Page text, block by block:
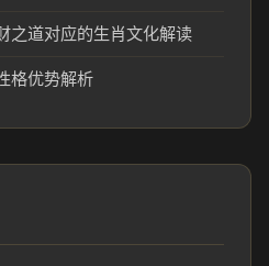
之道对应的生肖文化解读
格优势解析